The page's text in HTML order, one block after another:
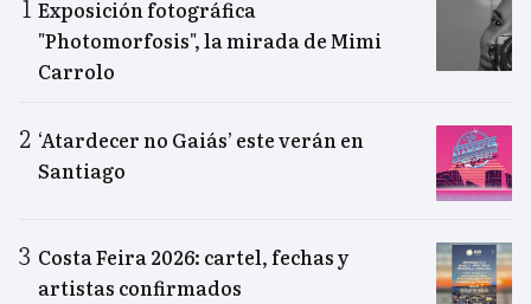
Exposición fotográfica
"Photomorfosis", la mirada de Mimi
Carrolo
‘Atardecer no Gaiás’ este verán en
Santiago
Costa Feira 2026: cartel, fechas y
artistas confirmados